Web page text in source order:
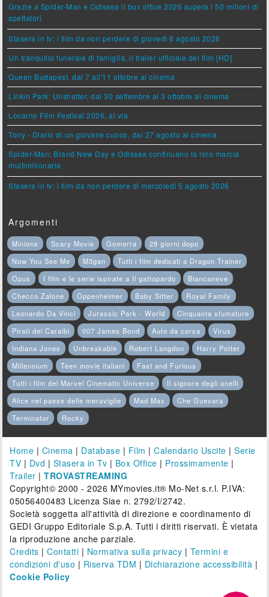
Grazie a Spider-Man e Odissea il box office 2026 supera i 50 milioni di
spettatori
Stasera in tv: i film da non perdere di giovedì 6 agosto 2026
Un tranquillo funerale di famiglia, il trailer ufficiale del film [HD]
Queen Budapest, dal 7 all'11 ottobre al cinema
Linkin Park: Unshatter, dal 30 settembre al 3 ottobre al cinema
Locarno Film Festival 2026, al via
Tony - Diario di un giovane cuoco, dal 27 agosto al cinema
Spider-Man: Brand New Day e Odissea continuano la loro marcia
multimilionaria
Stasera in tv: i film da non perdere di mercoledì 5 agosto 2026
Argomenti
Minions Scary Movie Gomorra
28 giorni dopo
Now You See Me
M3gan
Tutti i film dedicati a Dragon Trainer
Opus
I film e le serie ispirate a Il gattopardo
Biancaneve
Checco Zalone
Oppenheimer Baby Sitter
Royal Family
Leonardo Da Vinci
Jurassic Park - World
Cinquanta sfumature
Pirati dei Caraibi
007 James Bond Auto da corsa
Virus
Indiana Jones
Unbreakable Robert Langdon
Harry Potter
Millennium
Teen movie italiani
Fast and Furious
Tutti i film del Marvel Cinematic Universe
Il signore degli anelli
Alice nel paese delle meraviglie
Mad Max
Che Guevara
Terminator
Rocky
Home | Cinema | Database | Film |Calendario Uscite |Serie
TV | Dvd | Stasera in Tv | Box Office | Prossimamente |
Trailer |TROVASTREAMING
Copyright© 2000 - 2026 MYmovies.it® Mo-Net s.r.l. P.IVA:
05056400483 Licenza Siae n. 2792/I/2742.
Società soggetta all'attività di direzione e coordinamento di
GEDI Gruppo Editoriale S.p.A. Tutti i diritti riservati. È vietata
la riproduzione anche parziale.
Credits |Contatti | Normativa sulla privacy | Termini e
condizioni d'uso | Riserva TDM | Dichiarazione accessibilità |
Cookie Policy